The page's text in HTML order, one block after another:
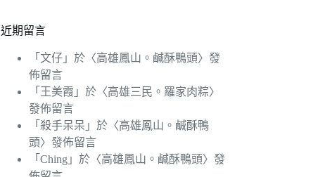
近期留言
「文仔 」於〈高雄鳳山。鹹酥鴨頭〉發
佈留言
「 王美霞 」於〈高雄三民。羅家肉粽〉
發佈留言
「殺手呆呆 」於〈高雄鳳山。鹹酥鴨
頭〉發佈留言
「Ching 」於〈高雄鳳山。鹹酥鴨頭〉發